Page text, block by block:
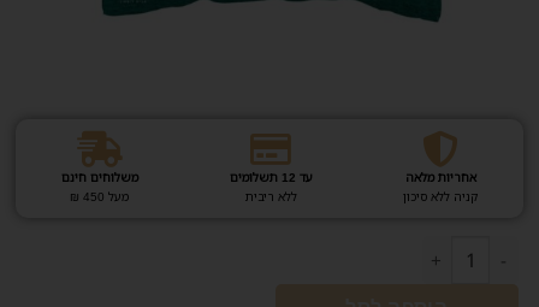
אחריות מלאה
קניה ללא סיכון
עד 12 תשלומים
ללא ריבית
משלוחים חינם
מעל 450 ₪